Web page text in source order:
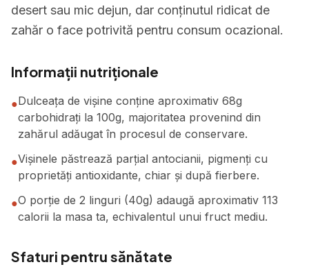
desert sau mic dejun, dar conținutul ridicat de
zahăr o face potrivită pentru consum ocazional.
Informații nutriționale
●Dulceața de vișine conține aproximativ 68g
carbohidrați la 100g, majoritatea provenind din
zahărul adăugat în procesul de conservare.
●Vișinele păstrează parțial antocianii, pigmenți cu
proprietăți antioxidante, chiar și după fierbere.
●O porție de 2 linguri (40g) adaugă aproximativ 113
calorii la masa ta, echivalentul unui fruct mediu.
Sfaturi pentru sănătate